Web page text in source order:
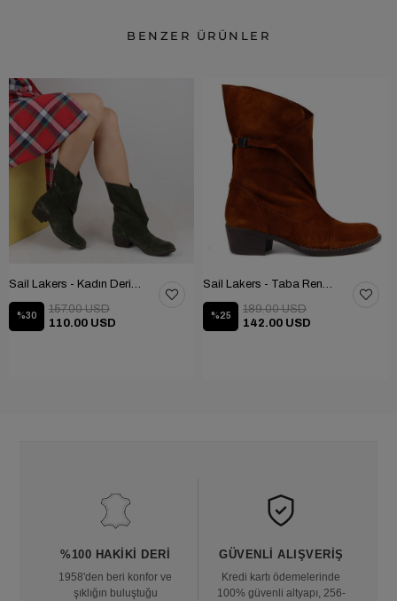
BENZER ÜRÜNLER
%30
110.00 USD
157.00 USD
%25
142.00 USD
189.00 USD
%100 HAKIKI DERI
1958'den beri konfor ve
şıklığın buluştuğu
GÜVENLI ALIŞVERIŞ
Kredi kartı ödemelerinde
100% güvenli altyapı, 256-